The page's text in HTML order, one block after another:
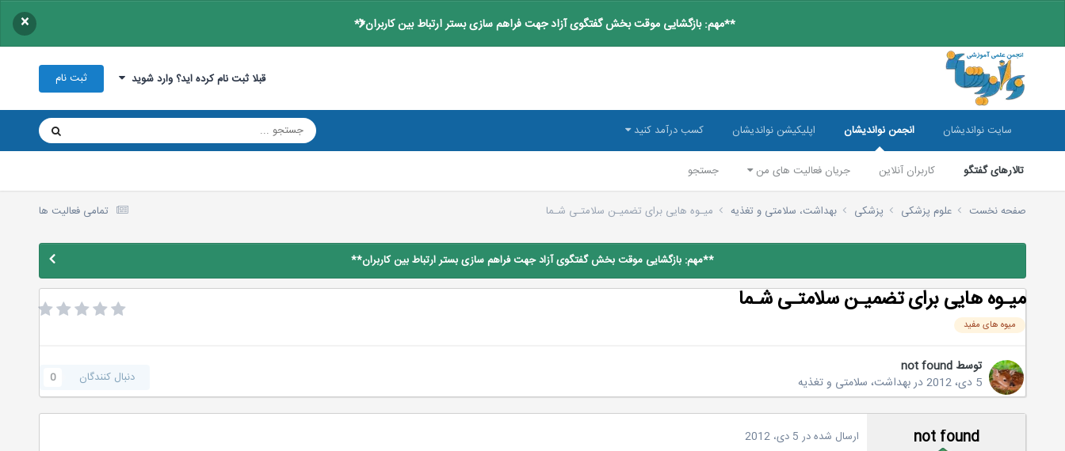
**مهم: بازگشایی موقت بخش گفتگوی آزاد جهت فراهم سازی بستر ارتباط بین کاربران** ×
قبلا ثبت نام کرده اید؟ وارد شوید ثبت نام
سایت نواندیشان انجمن نواندیشان
تالارهای گفتگو کاربران آنلاین جریان فعالیت های من جستجو
اپلیکیشن نواندیشان کسب درآمد کنید
تمامی فعالیت ها صفحه نخست علوم پزشکی پزشکی بهداشت، سلامتی و تغذیه میـوه هایی برای تضمیـن سلامتـی شـما
**مهم: بازگشایی موقت بخش گفتگوی آزاد جهت فراهم سازی بستر ارتباط بین کاربران**
میـوه هایی برای تضمیـن سلامتـی شـما
میوه های مفید
توسط not found
5 دی، 2012
دربهداشت، سلامتی و تغذیه دنبال کنندگان 0
not found ارسال شده در 5 دی، 2012